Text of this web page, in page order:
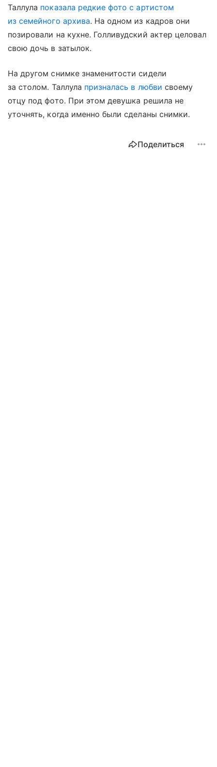
Таллула показала редкие фото с артистом
из семейного архива. На одном из кадров они
позировали на кухне. Голливудский актер целовал
свою дочь в затылок.
На другом снимке знаменитости сидели
за столом. Таллула призналась в любви своему
отцу под фото. При этом девушка решила не
уточнять, когда именно были сделаны снимки.
Поделиться